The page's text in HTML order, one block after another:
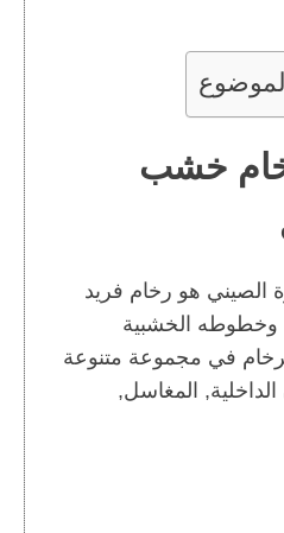
خشب
هو رخام فريد
وخطوطه الخشبية
في مجموعة متنوعة
المغاسل,